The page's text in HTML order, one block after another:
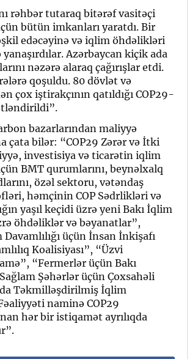
rəhbər tutaraq bitərəf vasitəçi
bütün imkanları yaratdı. Bir
edəcəyinə və iqlim öhdəlikləri
Azərbaycan kiçik ada
nəzərə alaraq çağırışlar etdi.
qoşuldu. 80 dövlət və
çox iştirakçının qatıldığı COP29-
bazarlarından maliyyə
çata bilər: “COP29 Zərər və İtki
investisiya və ticarətin iqlim
BMT qurumlarını, beynəlxalq
özəl sektoru, vətəndaş
həmçinin COP Sədrlikləri və
yaşıl keçidi üzrə yeni Bakı İqlim
öhdəliklər və bəyanatlar”,
üçün İnsan İnkişafı
Koalisiyası”, “Üzvi
“Fermerlər üçün Bakı
Şəhərlər üçün Çoxsahəli
Təkmilləşdirilmiş İqlim
naminə COP29
hər bir istiqamət ayrılıqda